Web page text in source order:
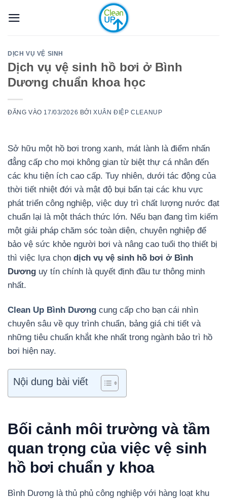
qua
DỊCH VỤ VỆ SINH
Dịch vụ vệ sinh hồ bơi ở Bình
Dương chuẩn khoa học
ĐĂNG VÀO 17/03/2026 BỞIXUÂN ĐIỆP CLEANUP
Sở hữu một hồ bơi trong xanh, mát lành là điểm nhấn
đẳng cấp cho mọi không gian từ biệt thự cá nhân đến
các khu tiện ích cao cấp. Tuy nhiên, dưới tác động của
thời tiết nhiệt đới và mật độ bụi bẩn tại các khu vực
phát triển công nghiệp, việc duy trì chất lượng nước đạt
chuẩn lại là một thách thức lớn. Nếu bạn đang tìm kiếm
một giải pháp chăm sóc toàn diện, chuyên nghiệp để
bảo vệ sức khỏe người bơi và nâng cao tuổi thọ thiết bị
thì việc lựa chọn dịch vụ vệ sinh hồ bơi ở Bình
Dương uy tín chính là quyết định đầu tư thông minh
nhất.
Clean Up Bình Dương cung cấp cho bạn cái nhìn
chuyên sâu về quy trình chuẩn, bảng giá chi tiết và
những tiêu chuẩn khắt khe nhất trong ngành bảo trì hồ
bơi hiện nay.
Nội dung bài viết
Bối cảnh môi trường và tầm
quan trọng của việc vệ sinh
hồ bơi chuẩn y khoa
Bình Dương là thủ phủ công nghiệp với hàng loạt khu